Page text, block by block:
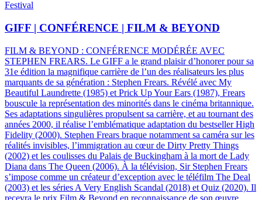
Festival
GIFF | CONFÉRENCE | FILM & BEYOND
FILM & BEYOND : CONFÉRENCE MODÉRÉE AVEC
STEPHEN FREARS. Le GIFF a le grand plaisir d’honorer pour sa
31e édition la magnifique carrière de l’un des réalisateurs les plus
marquants de sa génération : Stephen Frears. Révélé avec My
Beautiful Laundrette (1985) et Prick Up Your Ears (1987), Frears
bouscule la représentation des minorités dans le cinéma britannique.
Ses adaptations singulières propulsent sa carrière, et au tournant des
années 2000, il réalise l’emblématique adaptation du bestseller High
Fidelity (2000). Stephen Frears braque notamment sa caméra sur les
réalités invisibles, l’immigration au cœur de Dirty Pretty Things
(2002) et les coulisses du Palais de Buckingham à la mort de Lady
Diana dans The Queen (2006). À la télévision, Sir Stephen Frears
s’impose comme un créateur d’exception avec le téléfilm The Deal
(2003) et les séries A Very English Scandal (2018) et Quiz (2020). Il
recevra le prix Film & Beyond en reconnaissance de son œuvre